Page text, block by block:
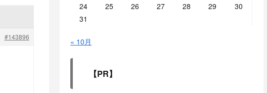
#143896
24
25 26 27 28 29
30
31
« 10月
【PR】